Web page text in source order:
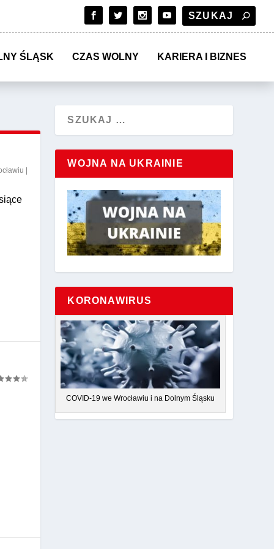
ŚLĄSK CZAS WOLNY KARIERA I BIZNES
WOJNA NA UKRAINIE
KORONAWIRUS
COVID-19 we Wrocławiu i na Dolnym Śląsku